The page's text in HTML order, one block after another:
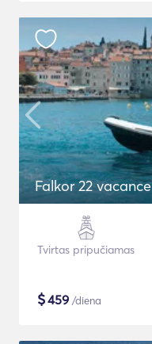
Falkor 22 vacance
Tvirtas pripučiamas
$459 /diena